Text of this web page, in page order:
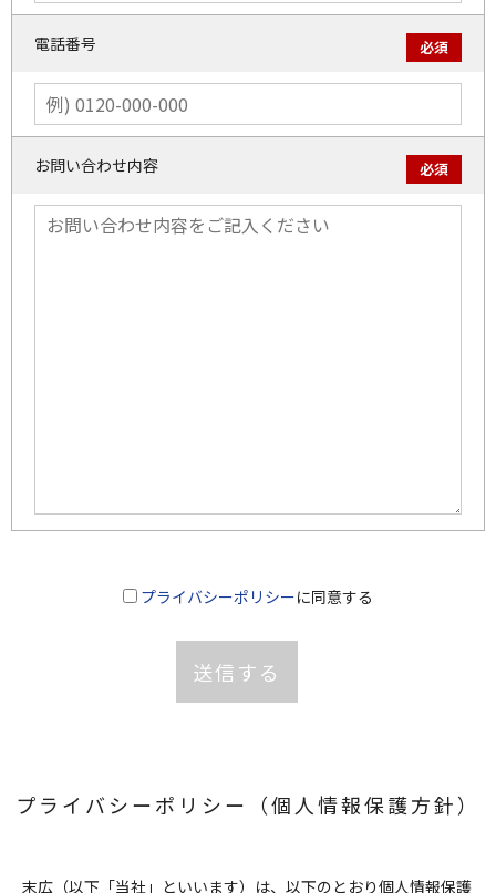
電話番号 必須
お問い合わせ内容 必須
プライバシーポリシーに同意する
プライバシーポリシー（個人情報保護方針）
末広（以下「当社」といいます）は、以下のとおり個人情報保護